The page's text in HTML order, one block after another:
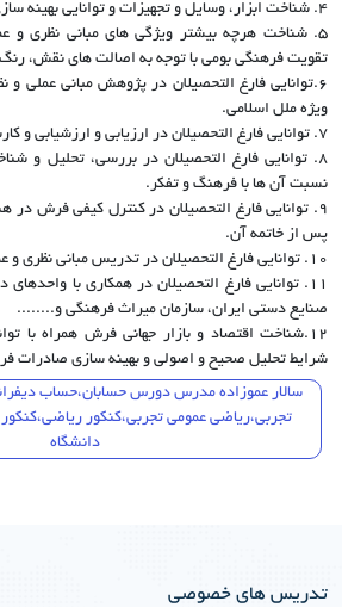
4. شناخت ابزار، وسایل و تجهیزات و توانایی بهینه سازی هرچه بیشتر آن ها.
5. شناخت هرچه بیشتر ویژگی های مبانی نظری و
تقویت فرهنگی بومی با توجه به اصالت های نقش،
6.توانایی فارغ التحصیلان در پژوهش مبانی عملی
ویژه ملل اسلامی.
7. توانایی فارغ التحصیلان در ارزیابی و ارزشیابی و کارشناسی فرش
8. توانایی فارغ التحصیلان در بررسی، تحلیل و
نسبت آن ها با فرهنگ و تفکر.
9. توانایی فارغ التحصیلان در کنترل کیفی فرش
پس از خاتمه آن.
10. توانایی فارغ التحصیلان در تدریس مبانی نظری و عملی فرش.
11. توانایی فارغ التحصیلان در همکاری با
صنایع دستی ایران، سازمان میراث فرهنگی و........
12.شناخت اقتصاد و بازار جهانی فرش همراه با
شرایط تحلیل صحیح و اصولی و بهینه سازی صادرات
دانشگاه
تدریس های خصوصی